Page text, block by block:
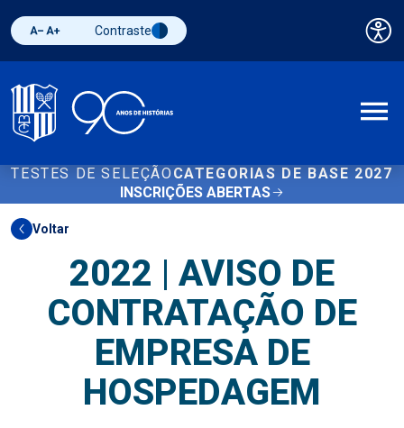
Diminuir fonte
Aumentar fonteAlternar contraste
Contraste
TESTES DE SELEÇÃO CATEGORIAS DE BASE 2027
INSCRIÇÕES ABERTAS
Voltar
2022 | AVISO DE
CONTRATAÇÃO DE
EMPRESA DE
HOSPEDAGEM